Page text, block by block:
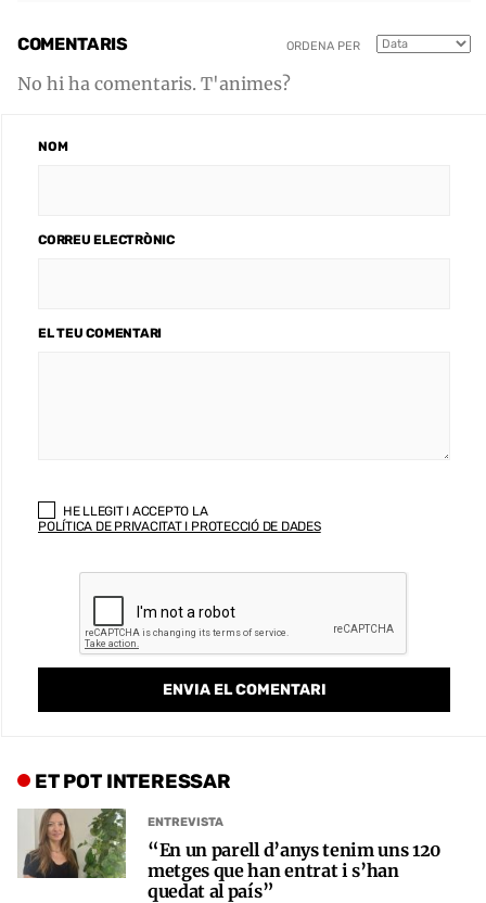
COMENTARIS ORDENA PER
No hi ha comentaris. T'animes?
NOM
CORREU ELECTRÒNIC
EL TEU COMENTARI
HE LLEGIT I ACCEPTO LA
POLÍTICA DE PRIVACITAT I PROTECCIÓ DE DADES
ET POT INTERESSAR
ENTREVISTA
“En un parell d’anys tenim uns 120
metges que han entrat i s’han
quedat al país”